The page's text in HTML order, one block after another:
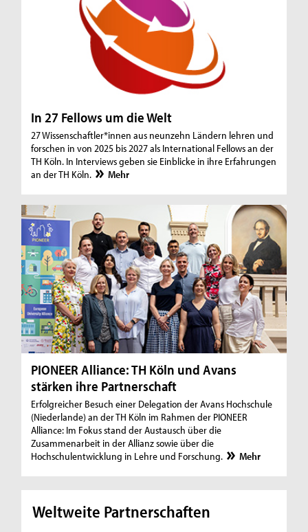
In 27 Fellows um die Welt
27 Wissenschaftler*innen aus neunzehn Ländern lehren und
forschen in von 2025 bis 2027 als International Fellows an der
TH Köln. In Interviews geben sie Einblicke in ihre Erfahrungen
an der TH Köln.
Mehr
PIONEER Alliance: TH Köln und Avans
stärken ihre Partnerschaft
Erfolgreicher Besuch einer Delegation der Avans Hochschule
(Niederlande) an der TH Köln im Rahmen der PIONEER
Alliance: Im Fokus stand der Austausch über die
Zusammenarbeit in der Allianz sowie über die
Hochschulentwicklung in Lehre und Forschung.
Mehr
Weltweite Partnerschaften